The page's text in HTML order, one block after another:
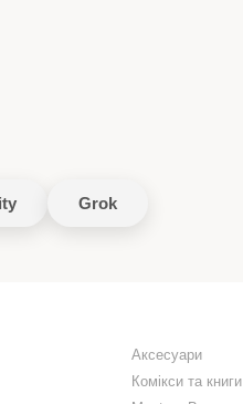
Grok
Аксесуари
Комікси та книги